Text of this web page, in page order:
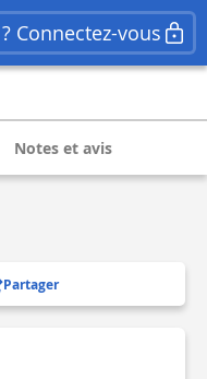
Connectez-vous
Notes et avis
Partager